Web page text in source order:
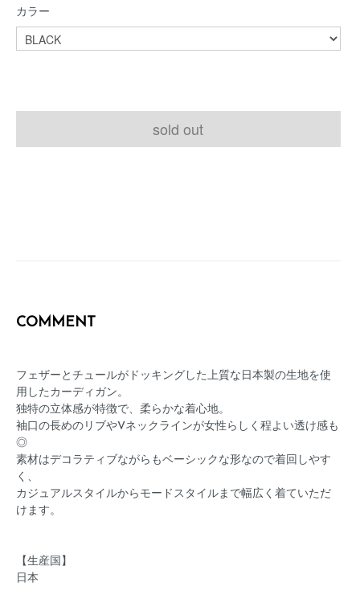
カラー
sold out
COMMENT
フェザーとチュールがドッキングした上質な日本製の生地を使
用したカーディガン。
独特の立体感が特徴で、柔らかな着心地。
袖口の長めのリブやVネックラインが女性らしく程よい透け感も
◎
素材はデコラティブながらもベーシックな形なので着回しやす
く、
カジュアルスタイルからモードスタイルまで幅広く着ていただ
けます。
【生産国】
日本